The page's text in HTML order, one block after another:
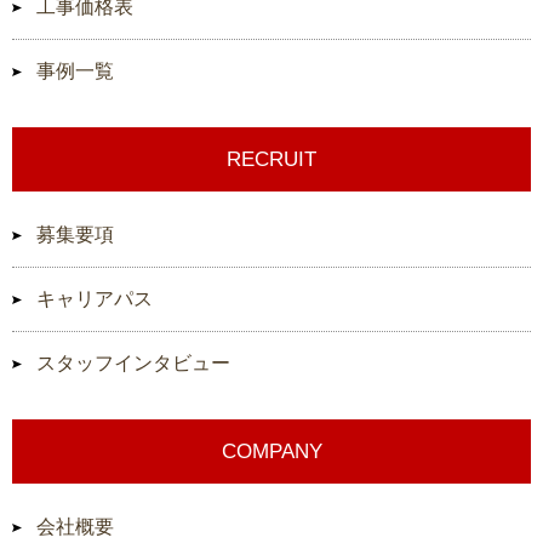
工事価格表
事例一覧
RECRUIT
募集要項
キャリアパス
スタッフインタビュー
COMPANY
会社概要